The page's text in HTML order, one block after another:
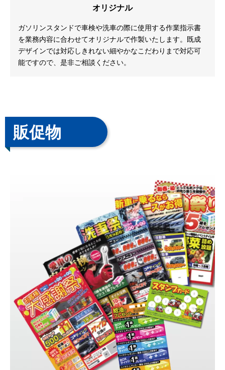
オリジナル
ガソリンスタンドで車検や洗車の際に使用する作業指示書
を業務内容に合わせてオリジナルで作製いたします。既成
デザインでは対応しきれない細やかなこだわりまで対応可
能ですので、是非ご相談ください。
販促物